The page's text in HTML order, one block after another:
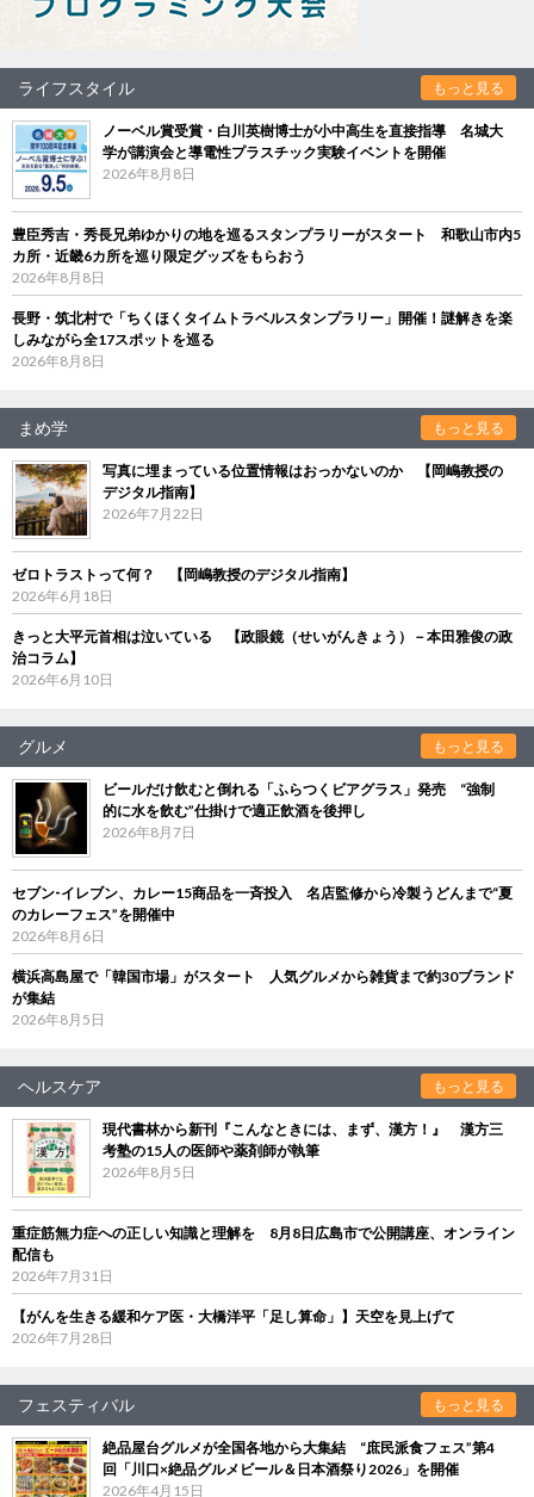
ライフスタイル もっと見る
ノーベル賞受賞・白川英樹博士が小中高生を直接指導 名城大
学が講演会と導電性プラスチック実験イベントを開催
2026年8月8日
豊臣秀吉・秀長兄弟ゆかりの地を巡るスタンプラリーがスタート 和歌山市内5
カ所・近畿6カ所を巡り限定グッズをもらおう
2026年8月8日
長野・筑北村で「ちくほくタイムトラベルスタンプラリー」開催！謎解きを楽
しみながら全17スポットを巡る
2026年8月8日
まめ学 もっと見る
写真に埋まっている位置情報はおっかないのか 【岡嶋教授の
デジタル指南】
2026年7月22日
ゼロトラストって何？ 【岡嶋教授のデジタル指南】
2026年6月18日
きっと大平元首相は泣いている 【政眼鏡（せいがんきょう）－本田雅俊の政
治コラム】
2026年6月10日
グルメ もっと見る
ビールだけ飲むと倒れる「ふらつくビアグラス」発売 “強制
的に水を飲む”仕掛けで適正飲酒を後押し
2026年8月7日
セブン‐イレブン、カレー15商品を一斉投入 名店監修から冷製うどんまで“夏
のカレーフェス”を開催中
2026年8月6日
横浜高島屋で「韓国市場」がスタート 人気グルメから雑貨まで約30ブランド
が集結
2026年8月5日
ヘルスケア もっと見る
現代書林から新刊『こんなときには、まず、漢方！』 漢方三
考塾の15人の医師や薬剤師が執筆
2026年8月5日
重症筋無力症への正しい知識と理解を 8月8日広島市で公開講座、オンライン
配信も
2026年7月31日
【がんを生きる緩和ケア医・大橋洋平「足し算命」】天空を見上げて
2026年7月28日
フェスティバル もっと見る
絶品屋台グルメが全国各地から大集結 “庶民派食フェス”第4
回「川口×絶品グルメビール＆日本酒祭り2026」を開催
2026年4月15日